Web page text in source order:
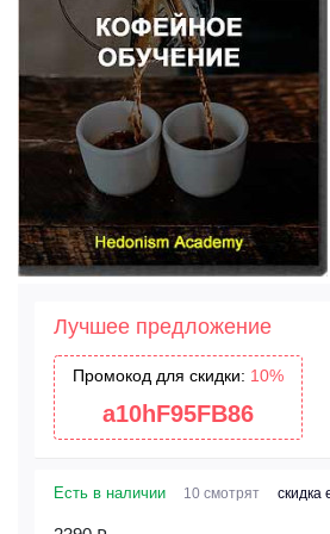
Лучшее предложение
Промокод для скидки: 10%
a10hF95FB86
Есть в наличии 10 смотрят скидка